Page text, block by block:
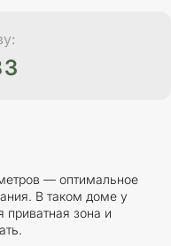
— оптимальное
В таком доме у
приватная зона и